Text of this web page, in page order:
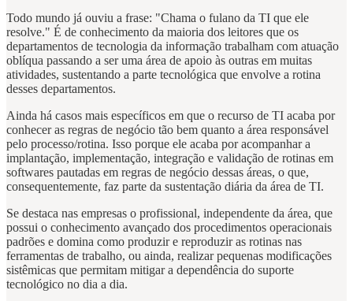
Todo mundo já ouviu a frase: "Chama o fulano da TI que ele
resolve." É de conhecimento da maioria dos leitores que os
departamentos de tecnologia da informação trabalham com atuação
oblíqua passando a ser uma área de apoio às outras em muitas
atividades, sustentando a parte tecnológica que envolve a rotina
desses departamentos.
Ainda há casos mais específicos em que o recurso de TI acaba por
conhecer as regras de negócio tão bem quanto a área responsável
pelo processo/rotina. Isso porque ele acaba por acompanhar a
implantação, implementação, integração e validação de rotinas em
softwares pautadas em regras de negócio dessas áreas, o que,
consequentemente, faz parte da sustentação diária da área de TI.
Se destaca nas empresas o profissional, independente da área, que
possui o conhecimento avançado dos procedimentos operacionais
padrões e domina como produzir e reproduzir as rotinas nas
ferramentas de trabalho, ou ainda, realizar pequenas modificações
sistêmicas que permitam mitigar a dependência do suporte
tecnológico no dia a dia.